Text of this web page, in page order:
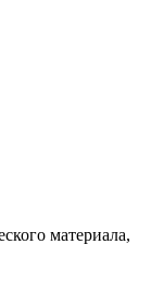
материала,